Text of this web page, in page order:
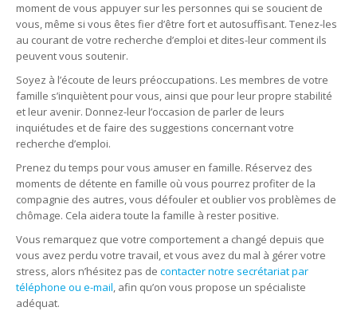
moment de vous appuyer sur les personnes qui se soucient de
vous, même si vous êtes fier d’être fort et autosuffisant. Tenez-les
au courant de votre recherche d’emploi et dites-leur comment ils
peuvent vous soutenir.
Soyez à l’écoute de leurs préoccupations. Les membres de votre
famille s’inquiètent pour vous, ainsi que pour leur propre stabilité
et leur avenir. Donnez-leur l’occasion de parler de leurs
inquiétudes et de faire des suggestions concernant votre
recherche d’emploi.
Prenez du temps pour vous amuser en famille. Réservez des
moments de détente en famille où vous pourrez profiter de la
compagnie des autres, vous défouler et oublier vos problèmes de
chômage. Cela aidera toute la famille à rester positive.
Vous remarquez que votre comportement a changé depuis que
vous avez perdu votre travail, et vous avez du mal à gérer votre
stress, alors n’hésitez pas de contacter notre secrétariat par
téléphone ou e-mail, afin qu’on vous propose un spécialiste
adéquat.